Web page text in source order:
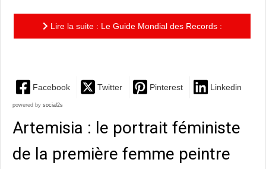
Lire la suite : Le Guide Mondial des Records :
Facebook Twitter Pinterest Linkedin
powered by social2s
Artemisia : le portrait féministe
de la première femme peintre